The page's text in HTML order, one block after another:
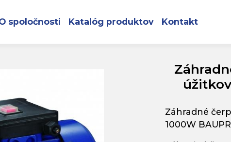
spoločnosti Katalóg produktov Kontakt
Záhradné
1000W